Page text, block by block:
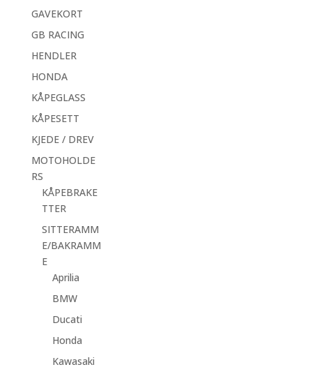
GAVEKORT
GB RACING
HENDLER
HONDA
KÅPEGLASS
KÅPESETT
KJEDE / DREV
MOTOHOLDE
RS
KÅPEBRAKE
TTER
SITTERAMM
E/BAKRAMM
E
Aprilia
BMW
Ducati
Honda
Kawasaki